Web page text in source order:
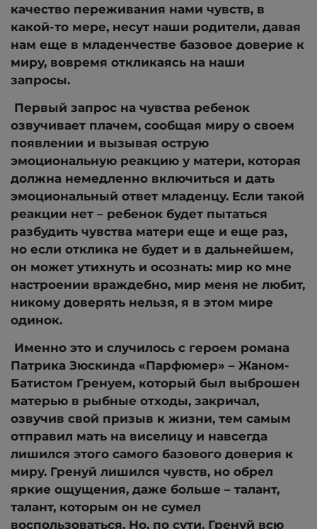
качество переживания нами чувств, в
какой-то мере, несут наши родители, давая
нам еще в младенчестве базовое доверие к
миру, вовремя откликаясь на наши
запросы.
Первый запрос на чувства ребенок
озвучивает плачем, сообщая миру о своем
появлении и вызывая острую
эмоциональную реакцию у матери, которая
должна немедленно включиться и дать
эмоциональный ответ младенцу. Если такой
реакции нет – ребенок будет пытаться
разбудить чувства матери еще и еще раз,
но если отклика не будет и в дальнейшем,
он может утихнуть и осознать: мир ко мне
настроении враждебно, мир меня не любит,
никому доверять нельзя, я в этом мире
одинок.
Именно это и случилось с героем романа
Патрика Зюскинда «Парфюмер» – Жаном-
Батистом Гренуем, который был выброшен
матерью в рыбные отходы, закричал,
озвучив свой призыв к жизни, тем самым
отправил мать на виселицу и навсегда
лишился этого самого базового доверия к
миру. Гренуй лишился чувств, но обрел
яркие ощущения, даже больше – талант,
талант, которым он не сумел
воспользоваться. Но, по сути, Гренуй всю